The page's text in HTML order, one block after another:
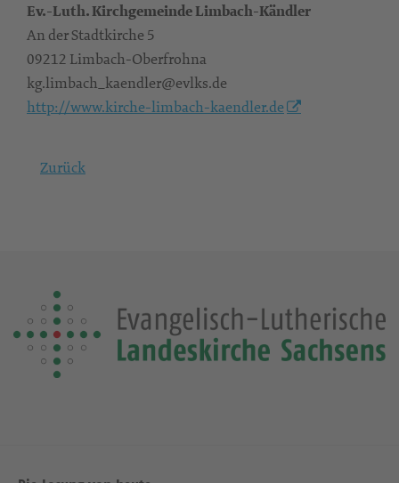
Ev.-Luth. Kirchgemeinde Limbach-Kändler
An der Stadtkirche 5
09212 Limbach-Oberfrohna
kg.limbach_kaendler@evlks.de
http://www.kirche-limbach-kaendler.de
Zurück